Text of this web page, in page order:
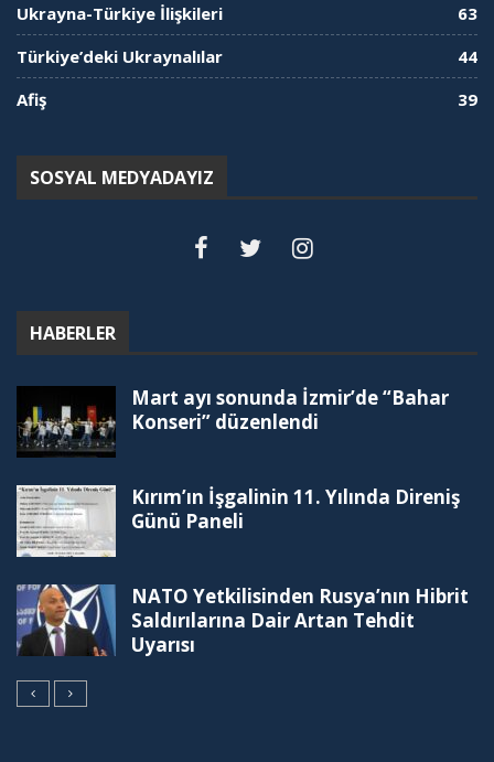
Ukrayna-Türkiye İlişkileri
63
Türkiye’deki Ukraynalılar
44
Afiş
39
SOSYAL MEDYADAYIZ
HABERLER
Mart ayı sonunda İzmir’de “Bahar
Konseri” düzenlendi
Kırım’ın İşgalinin 11. Yılında Direniş
Günü Paneli
NATO Yetkilisinden Rusya’nın Hibrit
Saldırılarına Dair Artan Tehdit
Uyarısı